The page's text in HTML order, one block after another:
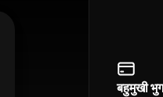
बहुमुखी